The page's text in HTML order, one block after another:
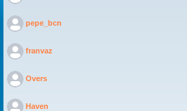
> pepe_bcn
> franvaz
> Overs
> Haven